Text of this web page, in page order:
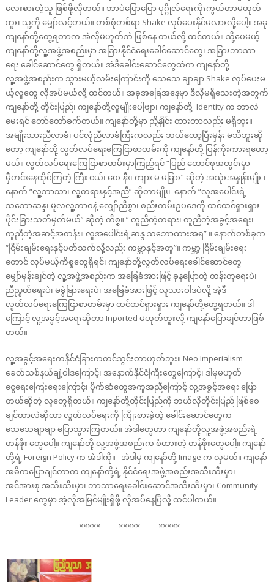
လေးစားတဲ့သူ ဖြစ်ဖို့လိုတယ်။ ဘာပဲပြောပြော ပုဂ္ဂိုလ်ရေးကိုးကွယ်တာမဟုတ်
ဘူး၊ သူ့ကို မျှော်လင့်တယ်။ တစ်စုံတစ်ရာ Shake လုပ်ပေးနိုင်မလားလို့ပေါ့။ အခု
ကျနော်တို့တွေ့ရတာက အဲလိုမဟုတ်ဘဲ ဖြစ်နေ တယ်လို့ ထင်တယ်။ သို့ပေမယ့်
ကျနော်တို့လူ့အဖွဲ့အစည်းမှာ အခြားနိုင်ငံရေးခေါင်ဆောင်တွေ၊ အခြားဘာသာ
ရေး ခေါင်ဆောင်တွေ ရှိတယ်။ အဲဒီခေါင်းဆောင်တွေထဲက ကျနော်တို့
လူ့အဖွဲ့အစည်းက သွားမယ့်လမ်းကြောင်းကို သေသေ ချာချာ Shake လုပ်ပေးမ
ယ့်လူတွေ လိုအပ်မယ်လို့ ထင်တယ်။ အခုအခြေအနေမှာ ဒီလိုမရှိသေးတဲ့အတွက်
ကျနော်တို့ တိုင်းပြည်၊ ကျနော်တို့လူမျိုးပေါ့ဗျာ၊ ကျနော်တို့ Identity က ဘာလဲ
မေးရင် တော်တော်ခက်တယ်။ ကျနော်တို့မှာ ညှိနှိုင်း ထားတာလည်း မရှိဘူး။
အမျိုးသားညီလာခံ၊ ပင်လုံညီလာခံကြီးကလည်း ဘယ်တော့ပြီးမှန်း မသိဘူးဆို
တော့ ကျနော်တို့ လွတ်လပ်ရေးကြေငြာစာတမ်းကို ကျနော်တို့ ပြန်ကိုးကားရတော့
မယ်။ လွတ်လပ်ရေးကြေငြာစာတမ်းမှာကြည့်ရင် “ပြည် ထောင်စုအတွင်းမှာ
မှီတင်းနေထိုင်ကြတဲ့ ကြီး ငယ်၊ ဝေး နီး၊ ကျား မ မခြား” ဆိုတဲ့ အသုံးအနှုန်းမျိုး ၊
နောက် “လူ့ဘာသာ၊ လူ့တရားနှင့်အညီ” ဆိုတာမျိုး၊ နောက် “လူအပေါင်းရဲ့
သဘောဆန္ဒ၊ မူလလူ့ဘာဝနဲ့ လျှော်ညီစွာ၊ စည်းကမ်းဥပဒေကို ထင်ထင်ရှားရှား
ပိုင်းခြားသတ်မှတ်မယ်” ဆိုတဲ့ ကိစ္စ။ “ တူညီတဲ့တရား၊ တူညီတဲ့အခွင့်အရေး၊
တူညီတဲ့အဆင့်အတန်း။ လူအပေါင်းရဲ့ဆန္ဒ သဘောထားအရ” ။ နောက်တစ်ခုက
“ငြိမ်းချမ်းရေးနှင့်ပတ်သက်လို့လည်း ကမ္ဘာနှင့်အတူ”။ ကမ္ဘာ့ ငြိမ်းချမ်းရေး
တောင် လုပ်မယ့်ကိစ္စတွေရှိရင်၊ ကျနော်တို့လွတ်လပ်ရေးခေါင်ဆောင်တွေ
မျှော်မှန်းချင်တဲ့ လူ့အဖွဲ့အစည်းက အခြေခံအားဖြင့် ခုနပြောတဲ့ တန်းတူရေးပဲ၊
ညီညွတ်ရေးပဲ၊ မခွဲခြားရေးပဲ၊ အခြေခံအားဖြင့် လူသားဝါဒပဲလို့ အဲ့ဒီ
လွတ်လပ်ရေးကြေငြာစာတမ်းမှာ ထင်ထင်ရှားရှား ကျနော်တို့တွေ့ရတယ်။ ဒါ
ကြောင့် လူ့အခွင့်အရေးဆိုတာ Inported မဟုတ်ဘူးလို့ ကျနော်ပြောချင်တာဖြစ်
တယ်။
လူ့အခွင့်အရေးကနိုင်ငံခြားကတင်သွင်းတာဟုတ်ဘူး။ Neo Imperialism
ခေတ်သစ်နယ်ချဲ့ဝါဒကြောင့်၊ အနောက်နိုင်ငံကြီးတွေကြောင့်၊ ဒါမှမဟုတ်
ငွေရေးကြေးရေးကြောင့်၊ ပိုက်ဆံတွေအကူအညီကြောင့် လူ့အခွင့်အရေး ပြော
တယ်ဆိုတဲ့ လူတွေရှိတယ်။ ကျနော်တို့တိုင်းပြည်ကို ဘယ်လိုတိုင်းပြည် ဖြစ်စေ
ချင်တာလဲဆိုတာ လွတ်လပ်ရေးကို ကြိုးစားခဲ့တဲ့ ခေါင်းဆောင်တွေက
သေသေချာချာ ပြောသွားကြတယ်။ အဲဒါတွေဟာ ကျနော်တို့လူ့အဖွဲ့အစည်းရဲ့
တန်ဖိုး တွေပေါ့။ ကျနော်တို့ လူ့အဖွဲ့အစည်းက စံထားတဲ့ တန်ဖိုးတွေပေါ့။ ကျနော်
တို့ရဲ့ Foreign Policy က အဲဒါကို။ အဲဒါမှ ကျနော်တို့ Image က လှမယ်။ ကျနော်
အဓိကပြောချင်တာက ကျနော်တို့ရဲ့ နိုင်ငံရေးအဖွဲ့အစည်းအသီးသီးမှာ၊
အင်အားစု အသီးသီးမှာ၊ ဘာသာရေးခေါင်းဆောင်အသီးသီးမှာ၊ Community
Leader တွေမှာ အဲ့လိုအမြင်မျိုးရှိဖို့ လိုအပ်နေပြီလို့ ထင်ပါတယ်။
××××× ××××× ×××××